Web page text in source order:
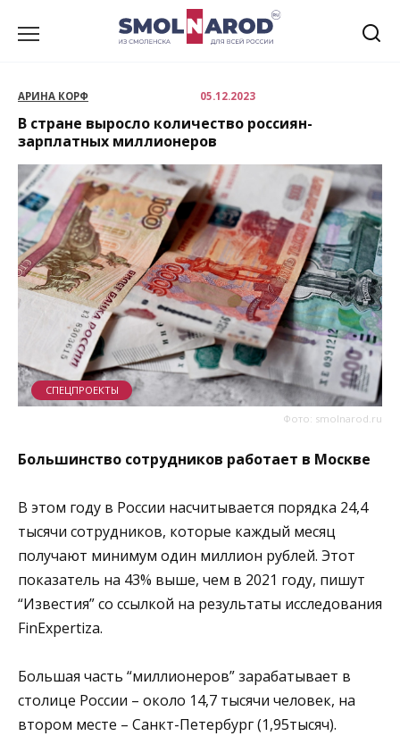
АРИНА КОРФ 05.12.2023
В стране выросло количество россиян-
зарплатных миллионеров
Фото: smolnarod.ru
СПЕЦПРОЕКТЫ
Большинство сотрудников работает в Москве
В этом году в России насчитывается порядка 24,4
тысячи сотрудников, которые каждый месяц
получают минимум один миллион рублей. Этот
показатель на 43% выше, чем в 2021 году, пишут
“Известия” со ссылкой на результаты исследования
FinExpertiza.
Большая часть “миллионеров” зарабатывает в
столице России – около 14,7 тысячи человек, на
втором месте – Санкт-Петербург (1,95тысяч).